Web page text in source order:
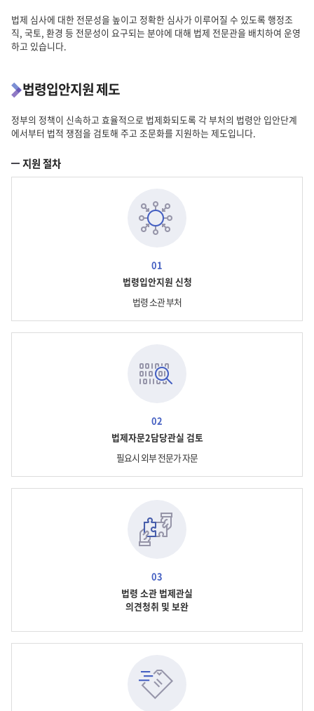
법제 심사에 대한 전문성을 높이고 정확한 심사가 이루어질 수 있도록 행정조
직, 국토, 환경 등 전문성이 요구되는 분야에 대해 법제 전문관을 배치하여 운영
하고 있습니다.
법령입안지원 제도
정부의 정책이 신속하고 효율적으로 법제화되도록 각 부처의 법령안 입안단계
에서부터 법적 쟁점을 검토해 주고 조문화를 지원하는 제도입니다.
지원 절차
01
법령입안지원 신청
법령 소관 부처
02
법제자문2담당관실 검토
필요시 외부 전문가 자문
03
법령 소관 법제관실
의견청취 및 보완